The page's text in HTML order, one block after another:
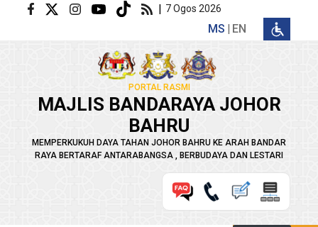
Langkau ke kandungan utama | 7 Ogos 2026
MS EN
PORTAL RASMI
MAJLIS BANDARAYA JOHOR
BAHRU
MEMPERKUKUH DAYA TAHAN JOHOR BAHRU KE ARAH BANDAR
RAYA BERTARAF ANTARABANGSA , BERBUDAYA DAN LESTARI